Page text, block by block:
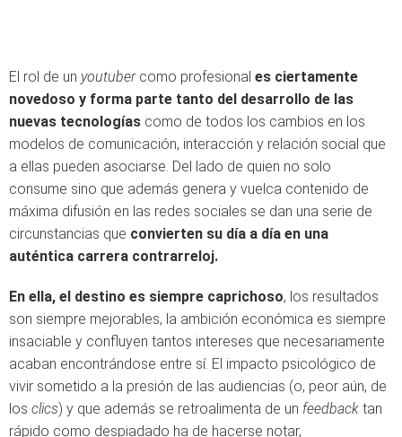
El rol de un youtubercomo profesional es ciertamente
novedoso y forma parte tanto del desarrollo de las
nuevas tecnologías como de todos los cambios en los
modelos de comunicación, interacción y relación social que
a ellas pueden asociarse. Del lado de quien no solo
consume sino que además genera y vuelca contenido de
máxima difusión en las redes sociales se dan una serie de
circunstancias que convierten su día a día en una
auténtica carrera contrarreloj.
En ella, el destino es siempre caprichoso, los resultados
son siempre mejorables, la ambición económica es siempre
insaciable y confluyen tantos intereses que necesariamente
acaban encontrándose entre sí. El impacto psicológico de
vivir sometido a la presión de las audiencias (o, peor aún, de
los clics) y que además se retroalimenta de un feedback tan
rápido como despiadado ha de hacerse notar,